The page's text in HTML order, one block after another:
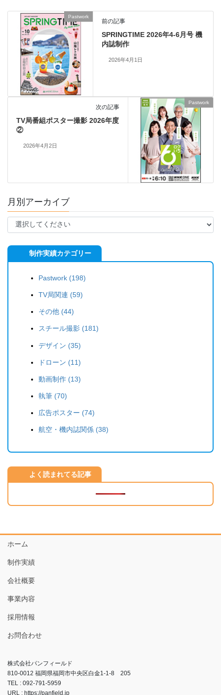
Pastwork
前の記事
SPRINGTIME 2026年4-6月号 機
内誌制作
2026年4月1日
Pastwork
次の記事
TV局番組ポスター撮影 2026年度
②
2026年4月2日
月別アーカイブ
制作実績カテゴリー
Pastwork (198)
TV局関連 (59)
その他 (44)
スチール撮影 (181)
デザイン (35)
ドローン (11)
動画制作 (13)
執筆 (70)
広告ポスター (74)
航空・機内誌関係 (38)
よく読まれてる記事
ホーム
制作実績
会社概要
事業内容
採用情報
お問合わせ
株式会社パンフィールド
810-0012 福岡県福岡市中央区白金1-1-8 205
TEL : 092-791-5959
URL : https://panfield.jp